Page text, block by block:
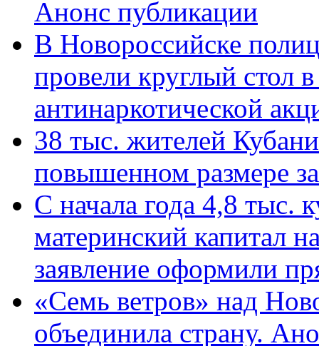
Анонс публикации
В Новороссийске
провели круглый стол
антинаркотической
38 тыс. жителей
повышенном размере
С начала года 4,8 тыс.
материнский капитал
заявление оформили
«Семь ветров» над
объединила страну.